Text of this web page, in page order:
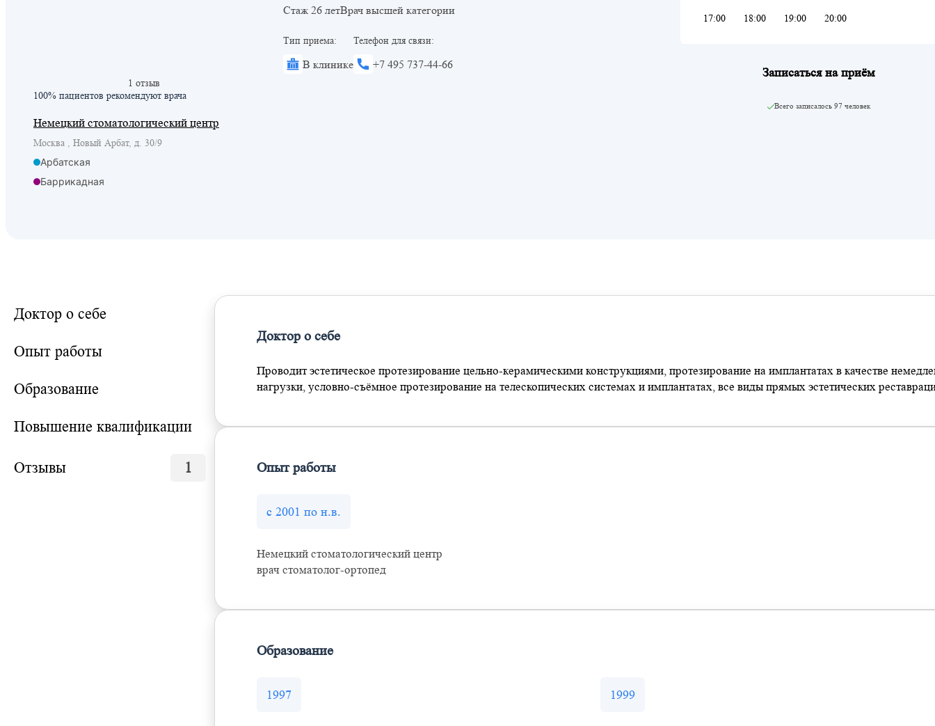
1 отзыв
100% пациентов рекомендуют врача
Немецкий стоматологический центр
Москва , Новый Арбат, д. 30/9
Арбатская
Баррикадная
Стаж 26 летВрач высшей категории
Тип приема:
В клинике
Телефон для связи:
+7 495 737-44-66
17:00 18:00 19:00 20:00
Записаться на приём
Всего записалось 97 человек
Доктор о себе
Опыт работы
Образование
Повышение квалификации
Отзывы 1
Доктор о себе
Проводит эстетическое протезирование цельно-керамическими конструкциями, протезирование на имплантатах в качестве
нагрузки, условно-съёмное протезирование на телескопических системах и имплантатах, все виды прямых эстетических
Опыт работы
с 2001 по н.в.
Немецкий стоматологический центр
врач стоматолог-ортопед
Образование
1997 1999